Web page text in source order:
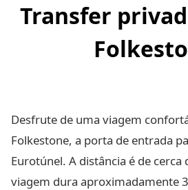
Transfer
Desfrute de uma viagem
Folkestone, a porta de entrada
Eurotúnel. A distância é de cerca
viagem dura aproximadamente